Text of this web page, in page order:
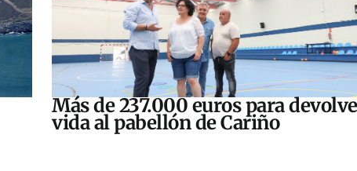
Más de 237.000 euros para
vida al pabellón de Cariño